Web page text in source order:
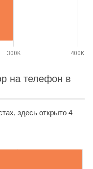
300K 400K
на телефон в
здесь открыто 4